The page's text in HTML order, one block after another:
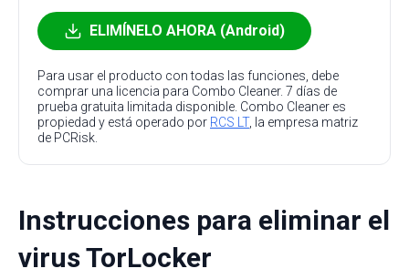
ELIMÍNELO AHORA (Android)
Para usar el producto con todas las funciones, debe
comprar una licencia para Combo Cleaner. 7 días de
prueba gratuita limitada disponible. Combo Cleaner es
propiedad y está operado por RCS LT, la empresa matriz
de PCRisk.
Instrucciones para eliminar el
virus TorLocker